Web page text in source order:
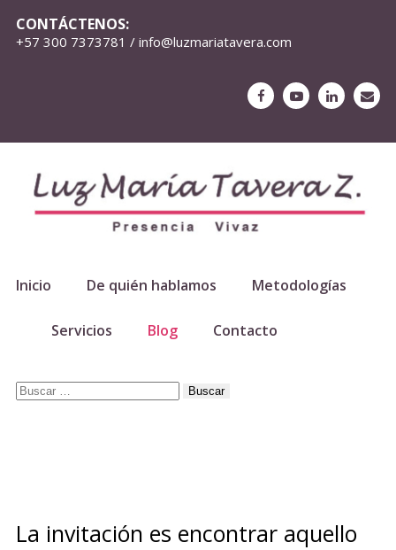
CONTÁCTENOS:
+57 300 7373781 / info@luzmariatavera.com
Inicio De quién hablamos Metodologías
Servicios Blog Contacto
Buscar:
La invitación es encontrar aquello